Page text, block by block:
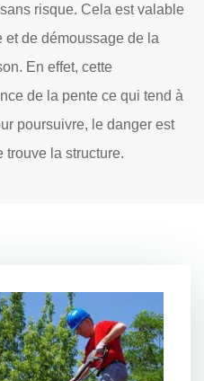
risque. Cela est valable
et de démoussage de la
En effet, cette
de la pente ce qui tend à
poursuivre, le danger est
trouve la structure.